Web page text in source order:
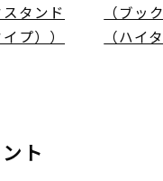
スタンド
プ））
（ブッ
（ハイ
ト